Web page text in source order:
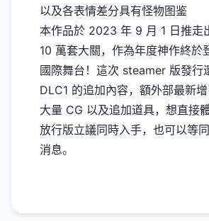
以及各表情差分具有怪物图鉴
本作品於 2023 年 9 月 1 日推走
10 萬套大關，作為年度神作終於
國際舞台！這次 steamer 版發行
DLC1 的追加內容，額外部最新增
大量 CG 以及追加道具，想直接
放行版立議同時入手，也可以等
消息。